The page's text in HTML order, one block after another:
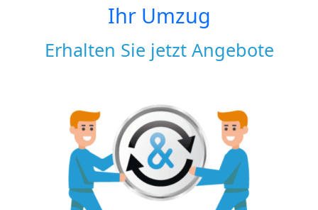
Ihr Umzug
Erhalten Sie jetzt Angebote